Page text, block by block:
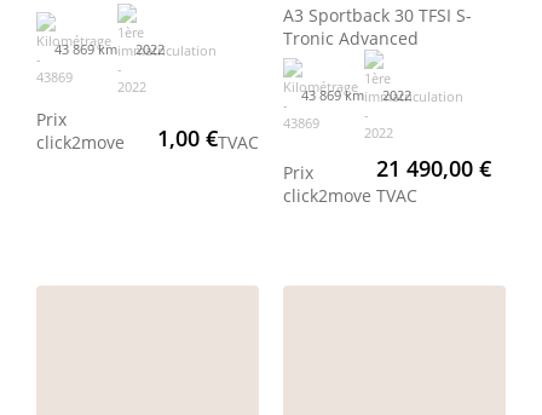
43 869 km 2022
Prix
click2move
1,00 €TVAC
A3 Sportback 30 TFSI S-
Tronic Advanced
43 869 km 2022
Prix
click2move
21 490,00 €
TVAC